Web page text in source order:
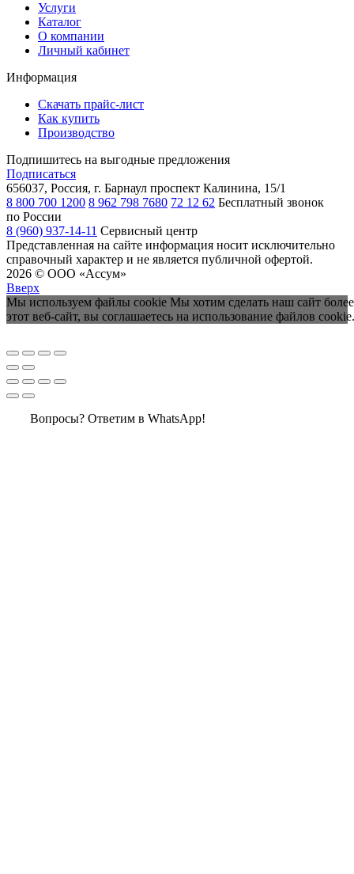
Услуги
Каталог
О компании
Личный кабинет
Информация
Скачать прайс-лист
Как купить
Производство
Подпишитесь на выгодные предложения
Подписаться
656037, Россия, г. Барнаул проспект Калинина, 15/1
8 800 700 1200 8 962 798 7680 72 12 62 Бесплатный звонок
по России
8 (960) 937-14-11 Сервисный центр
Представленная на сайте информация носит исключительно
справочный характер и не является публичной офертой.
2026 © ООО «Ассум»
Вверх
Мы используем файлы cookie Мы хотим сделать наш сайт
этот веб-сайт, вы соглашаетесь на использование файлов cookie.
Вопросы? Ответим в WhatsApp!